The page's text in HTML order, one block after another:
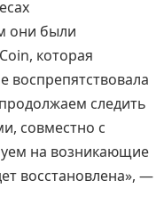
они были
которая
следить
совместно с
на возникающие
восстановлена», —